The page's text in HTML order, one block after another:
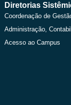
Diretorias
Coordenação de
Administração,
Acesso ao Campus